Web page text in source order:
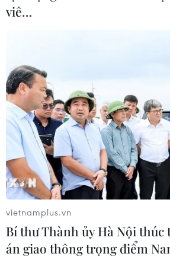
CƠ QUAN CHỦ QUẢN: THÔNG TẤN XÃ VIỆT NAM
Tổng Biên tập: TRẦN TIẾN DUẨN
Phó Tổng Biên tập: NGUYỄN THỊ
THỦY
Sở hữu trí tuệ
Quy
RSS
Hỗ trợ
viê…
vietnamplus.vn
Bí thư Thành ủy Hà Nội thúc
án giao thông trọng điểm